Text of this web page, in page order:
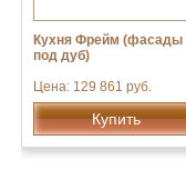
Кухня Фрейм (фасады
под дуб)
Цена: 129 861 руб.
Купить